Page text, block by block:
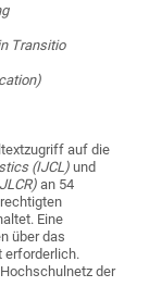
Transitio
auf die
(IJCL)und
an 54
Eine
über das
erforderlich.
der